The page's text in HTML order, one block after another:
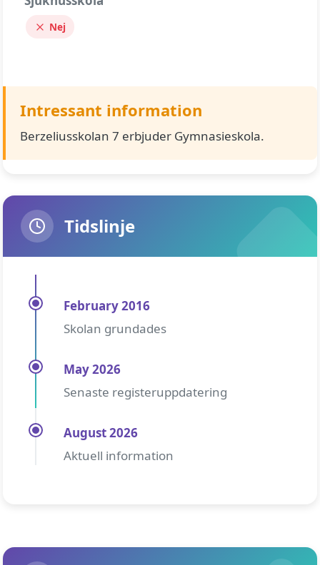
Nej
Intressant information
Berzeliusskolan 7 erbjuder Gymnasieskola.
Tidslinje
February 2016
Skolan grundades
May 2026
Senaste registeruppdatering
August 2026
Aktuell information